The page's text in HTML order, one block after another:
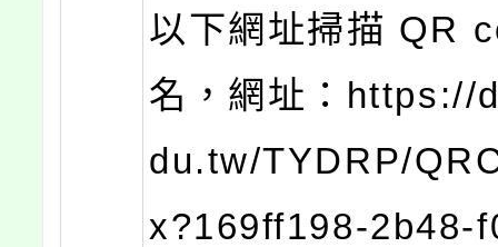
以下網址掃描 QR
名，網址：https://
du.tw/TYDRP/
x?169ff198-2b48-